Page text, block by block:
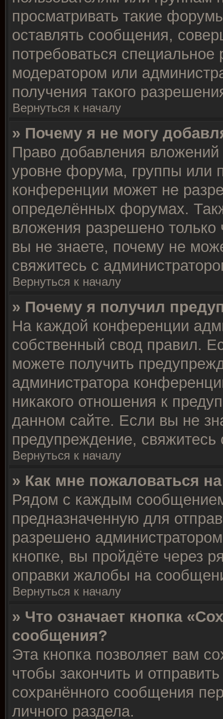
просматривать такие
оставлять сообщения,
потребоваться
модератором или
получения такого
Вернуться к началу
» Почему я не могу
Право добавления
уровне форума, группы или
конференции может не
определённых форумах.
вложения разрешено
вы не знаете, почему не
свяжитесь с
Вернуться к началу
» Почему я получил
На каждой конференции
собственный свод правил.
можете получить
администратора
никакого отношения к
данном сайте. Если вы не
предупреждение,
Вернуться к началу
» Как мне пожаловаться
Рядом с каждым
предназначенную для
разрешено
кнопке, вы пройдёте через
оправки жалобы на
Вернуться к началу
» Что означает кнопка
сообщения?
Эта кнопка позволяет вам
чтобы закончить и
сохранённого сообщения
личного раздела.